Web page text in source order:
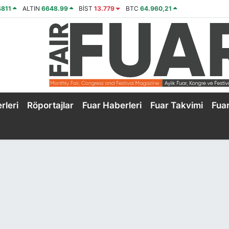
ALTIN 6648.99 BİST13.779 BTC 64.960,21
Röportajlar Fuar Haberleri Fuar Takvimi